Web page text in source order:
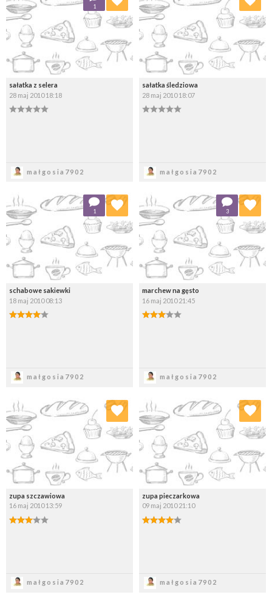
sałatka z selera
28 maj 2010 18:18
małgosia7902
1
Wybierz listę:
sałatka śledziowa
28 maj 2010 18:07
małgosia7902
Wybierz listę:
schabowe sakiewki
18 maj 2010 08:13
małgosia7902
1
Dodaj do ulubionych
Wybierz listę:
marchew na gęsto
16 maj 2010 21:45
małgosia7902
3
Dodaj do ulubionych
Wybierz listę:
zupa szczawiowa
16 maj 2010 13:59
małgosia7902
Dodaj do ulubionych
Wybierz listę:
zupa pieczarkowa
09 maj 2010 21:10
małgosia7902
Dodaj do ulubionych
Wybierz listę: